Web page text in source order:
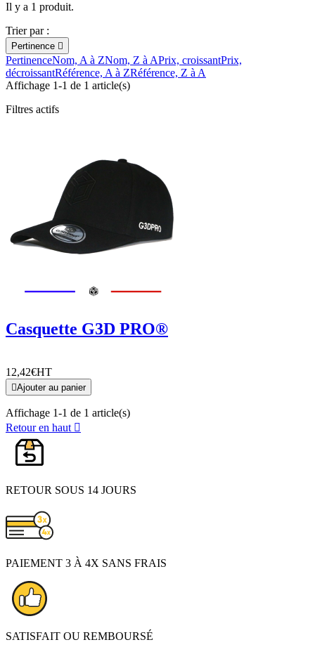
Il y a 1 produit.
Trier par :
Pertinence 
PertinenceNom, A à ZNom, Z à APrix, croissantPrix,
décroissantRéférence, A à ZRéférence, Z à A
Affichage 1-1 de 1 article(s)
Filtres actifs
Casquette G3D PRO®
12,42€HT
Ajouter au panier
Affichage 1-1 de 1 article(s)
Retour en haut 
RETOUR SOUS 14 JOURS
PAIEMENT 3 À 4X SANS FRAIS
SATISFAIT OU REMBOURSÉ